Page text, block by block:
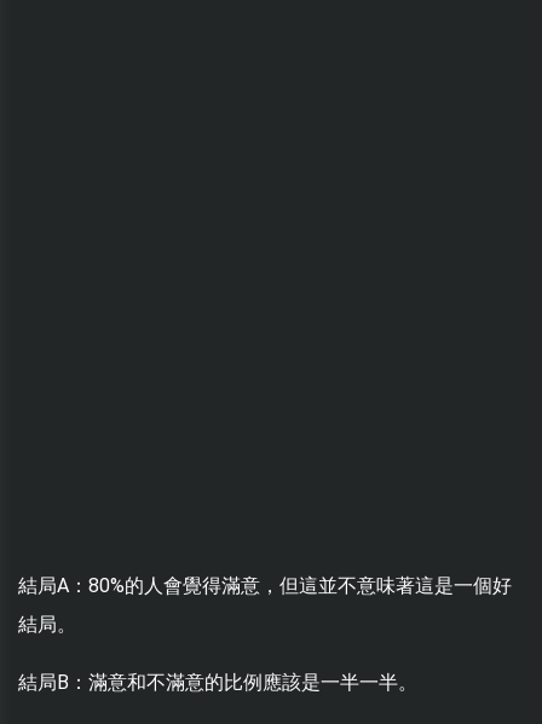
結局A：80%的人會覺得滿意，但這並不意味著這是一個好
結局。
結局B：滿意和不滿意的比例應該是一半一半。